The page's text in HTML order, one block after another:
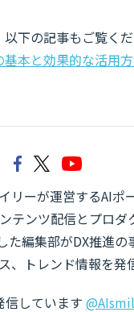
下の記事もご覧くだ
本と効果的な活用
リーが運営するAIポ
テンツ配信とプロ
た編集部がDX推進
、トレンド情報を発
しています